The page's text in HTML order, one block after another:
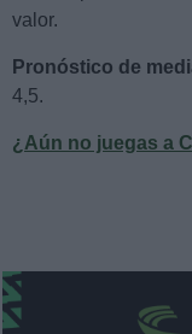
valor.
Pronóstico de
4,5.
¿Aún no juegas a